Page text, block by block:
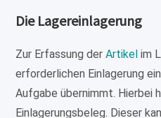
Die Lagereinlagerung
Zur Erfassung derArtikelim
erforderlichen Einlagerung
Aufgabe übernimmt. Hierbei
Einlagerungsbeleg. Dieser